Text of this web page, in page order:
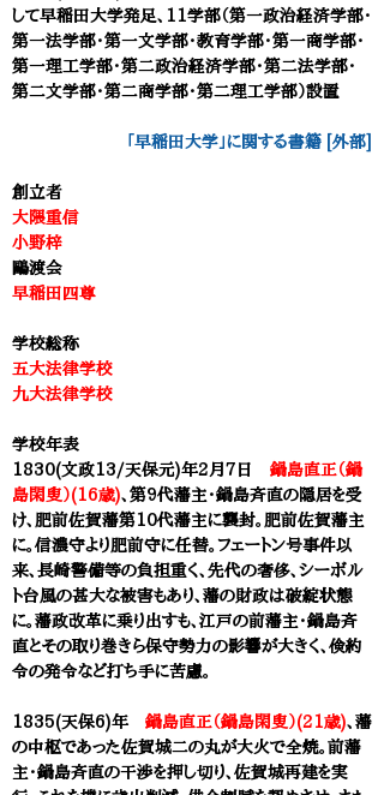
して早稲田大学発足、11学部（第一政治経済学部・
第一法学部・第一文学部・教育学部・第一商学部・
第一理工学部・第二政治経済学部・第二法学部・
第二文学部・第二商学部・第二理工学部）設置
「早稲田大学」に関する書籍 [外部]
創立者
大隈重信
小野梓
​鷗渡会
早稲田四尊
学校総称
五大法律学校
九大法律学校
学校年表
1830(文政13/天保元)年2月7日 鍋島直正（鍋
島閑叟）(16歳)、第9代藩主・鍋島斉直の隠居を受
け、肥前佐賀藩第10代藩主に襲封。肥前佐賀藩主
に。信濃守より肥前守に任替。 フェートン号事件以
来、長崎警備等の負担重く、先代の奢侈、シーボル
ト台風の甚大な被害もあり、藩の財政は破綻状態
に。藩政改革に乗り出すも、江戸の前藩主・鍋島斉
直とその取り巻きら保守勢力の影響が大きく、倹約
令の発令など打ち手に苦慮。
1835(天保6)年 鍋島直正（鍋島閑叟）(21歳)、藩
の中枢であった佐賀城二の丸が大火で全焼。前藩
主・鍋島斉直の干渉を押し切り、佐賀城再建を実